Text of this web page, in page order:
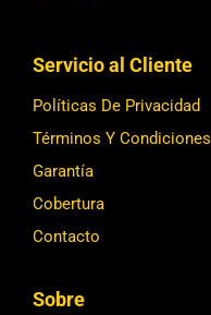
Servicio al Cliente
Políticas De Privacidad
Términos Y Condiciones
Garantía
Cobertura
Contacto
Sobre